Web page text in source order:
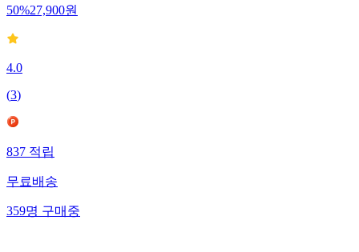
50%27,900원
4.0
(3)
837적립
무료배송
359명구매중